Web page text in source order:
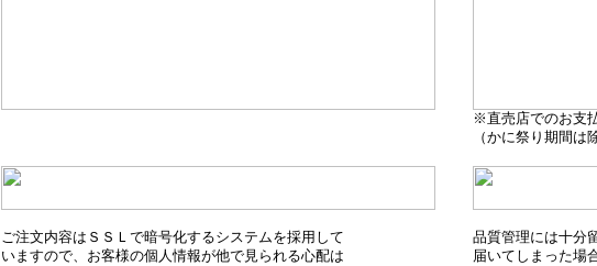
※直売店でのお支
（かに祭り期間は
ご注文内容はＳＳＬで暗号化するシステムを採用して
いますので、お客様の個人情報が他で見られる心配は
品質管理には十分
届いてしまった場